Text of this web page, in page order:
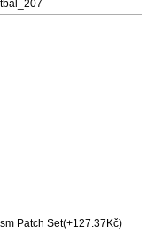
Patch Set(+127.37Kč)